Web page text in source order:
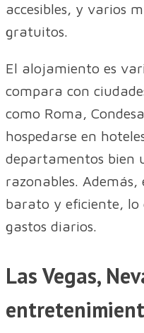
accesibles, y varios
gratuitos.
El alojamiento es
compara con
como Roma,
hospedarse en
departamentos bien
razonables.
barato y eficiente, lo
gastos diarios.
Las Vegas,